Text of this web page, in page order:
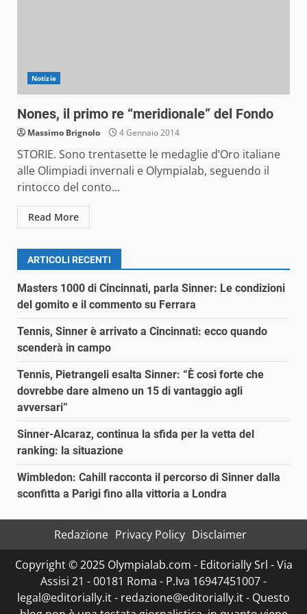
Notizie
Nones, il primo re “meridionale” del Fondo
Massimo Brignolo 4 Gennaio 2014
STORIE. Sono trentasette le medaglie d’Oro italiane
alle Olimpiadi invernali e Olympialab, seguendo il
rintocco del conto...
Read More
ARTICOLI RECENTI
Masters 1000 di Cincinnati, parla Sinner: Le condizioni
del gomito e il commento su Ferrara
Tennis, Sinner è arrivato a Cincinnati: ecco quando
scenderà in campo
Tennis, Pietrangeli esalta Sinner: “È così forte che
dovrebbe dare almeno un 15 di vantaggio agli
avversari”
Sinner-Alcaraz, continua la sfida per la vetta del
ranking: la situazione
Wimbledon: Cahill racconta il percorso di Sinner dalla
sconfitta a Parigi fino alla vittoria a Londra
Redazione Privacy Policy Disclaimer
Copyright © 2025 Olympialab.com - Editorially Srl - Via
Assisi 21 - 00181 Roma - P.Iva 16947451007 -
legal@editorially.it - redazione@editorially.it - Questo